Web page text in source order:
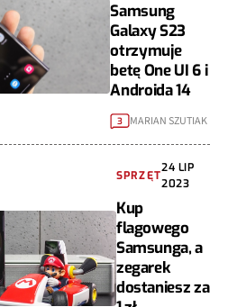
Samsung
Galaxy S23
otrzymuje
betę One UI 6 i
Androida 14
3 MARIAN SZUTIAK
SPRZĘT
24 LIP
2023
Kup
flagowego
Samsunga, a
zegarek
dostaniesz za